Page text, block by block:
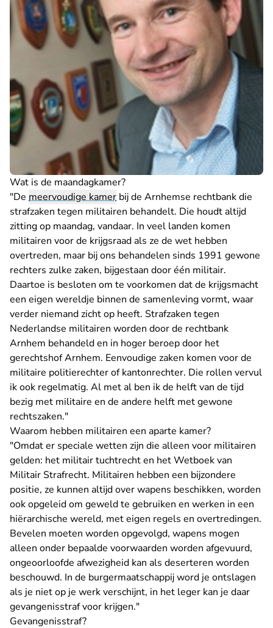
Wat is de maandagkamer?
"De meervoudige kamer bij de Arnhemse rechtbank die
strafzaken tegen militairen behandelt. Die houdt altijd
zitting op maandag, vandaar. In veel landen komen
militairen voor de krijgsraad als ze de wet hebben
overtreden, maar bij ons behandelen sinds 1991 gewone
rechters zulke zaken, bijgestaan door één militair.
Daartoe is besloten om te voorkomen dat de krijgsmacht
een eigen wereldje binnen de samenleving vormt, waar
verder niemand zicht op heeft. Strafzaken tegen
Nederlandse militairen worden door de rechtbank
Arnhem behandeld en in hoger beroep door het
gerechtshof Arnhem. Eenvoudige zaken komen voor de
militaire politierechter of kantonrechter. Die rollen vervul
ik ook regelmatig. Al met al ben ik de helft van de tijd
bezig met militaire en de andere helft met gewone
rechtszaken."
Waarom hebben militairen een aparte kamer?
"Omdat er speciale wetten zijn die alleen voor militairen
gelden: het militair tuchtrecht en het Wetboek van
Militair Strafrecht. Militairen hebben een bijzondere
positie, ze kunnen altijd over wapens beschikken, worden
ook opgeleid om geweld te gebruiken en werken in een
hiërarchische wereld, met eigen regels en overtredingen.
Bevelen moeten worden opgevolgd, wapens mogen
alleen onder bepaalde voorwaarden worden afgevuurd,
ongeoorloofde afwezigheid kan als deserteren worden
beschouwd. In de burgermaatschappij word je ontslagen
als je niet op je werk verschijnt, in het leger kan je daar
gevangenisstraf voor krijgen."
Gevangenisstraf?